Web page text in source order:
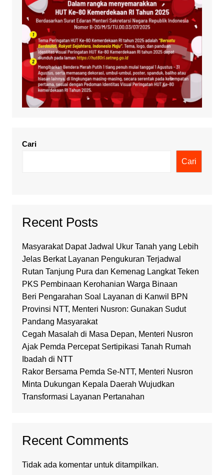
Cari
Cari
Recent Posts
Masyarakat Dapat Jadwal Ukur Tanah yang Lebih
Jelas Berkat Layanan Pengukuran Terjadwal
Rutan Tanjung Pura dan Kemenag Langkat Teken
PKS Pembinaan Kerohanian Warga Binaan
Beri Pengarahan Soal Layanan di Kanwil BPN
Provinsi NTT, Menteri Nusron: Gunakan Sudut
Pandang Masyarakat
Cegah Masalah di Masa Depan, Menteri Nusron
Ajak Pemda Percepat Sertipikasi Tanah Rumah
Ibadah di NTT
Rakor Bersama Pemda Se-NTT, Menteri Nusron
Minta Dukungan Kepala Daerah Wujudkan
Transformasi Layanan Pertanahan
Recent Comments
Tidak ada komentar untuk ditampilkan.